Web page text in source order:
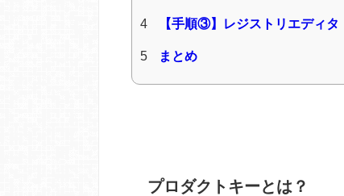
4 【手順③】レジストリエディタ
5 まとめ
プロダクトキーとは？